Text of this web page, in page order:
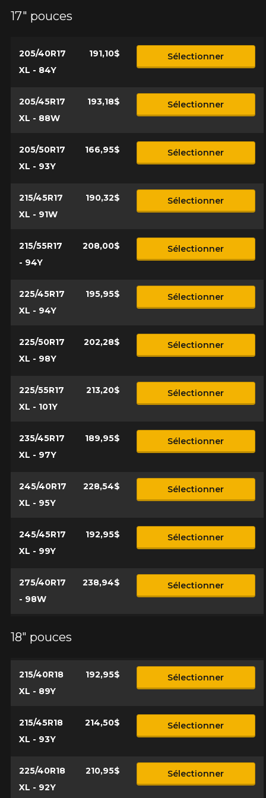
17" pouces
205/40R17
XL - 84Y
191,10$ Sélectionner
205/45R17
XL - 88W
193,18$ Sélectionner
205/50R17
XL - 93Y
166,95$ Sélectionner
215/45R17
XL - 91W
190,32$ Sélectionner
215/55R17
- 94Y
208,00$ Sélectionner
225/45R17
XL - 94Y
195,95$ Sélectionner
225/50R17
XL - 98Y
202,28$ Sélectionner
225/55R17
XL - 101Y
213,20$ Sélectionner
235/45R17
XL - 97Y
189,95$ Sélectionner
245/40R17
XL - 95Y
228,54$ Sélectionner
245/45R17
XL - 99Y
192,95$ Sélectionner
275/40R17
- 98W
238,94$ Sélectionner
18" pouces
215/40R18
XL - 89Y
192,95$ Sélectionner
215/45R18
XL - 93Y
214,50$ Sélectionner
225/40R18
XL - 92Y
210,95$ Sélectionner
Commentaire
Annuler
rechercher des options pour votre
1-866-220-8025
l'exactitude de l'information sur votre véhicule directement